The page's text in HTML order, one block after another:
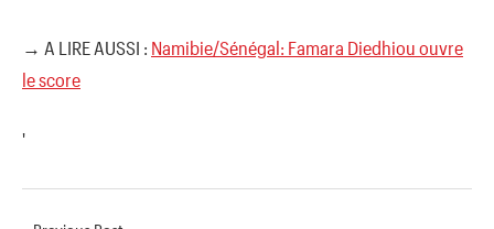
→ A LIRE AUSSI : Namibie/Sénégal: Famara Diedhiou ouvre
le score
'